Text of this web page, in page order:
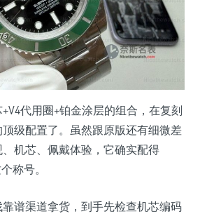
代用圈+铂金涂层的组合，在复刻
级配置了。虽然跟原版还有细微差
机芯、佩戴体验，它确实配得
称号。
谱渠道拿货，到手先检查机芯编码